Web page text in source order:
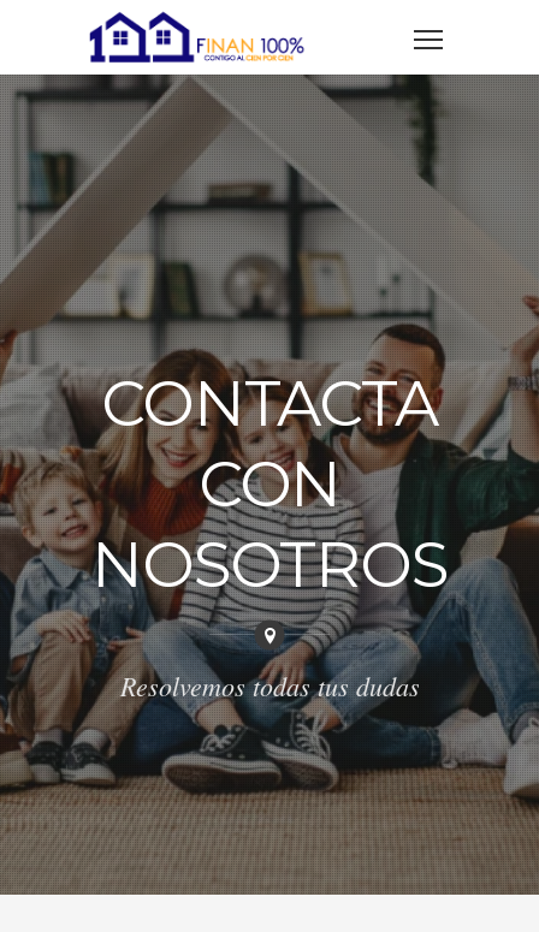
CONTACTA
CON
NOSOTROS
Resolvemos todas tus dudas